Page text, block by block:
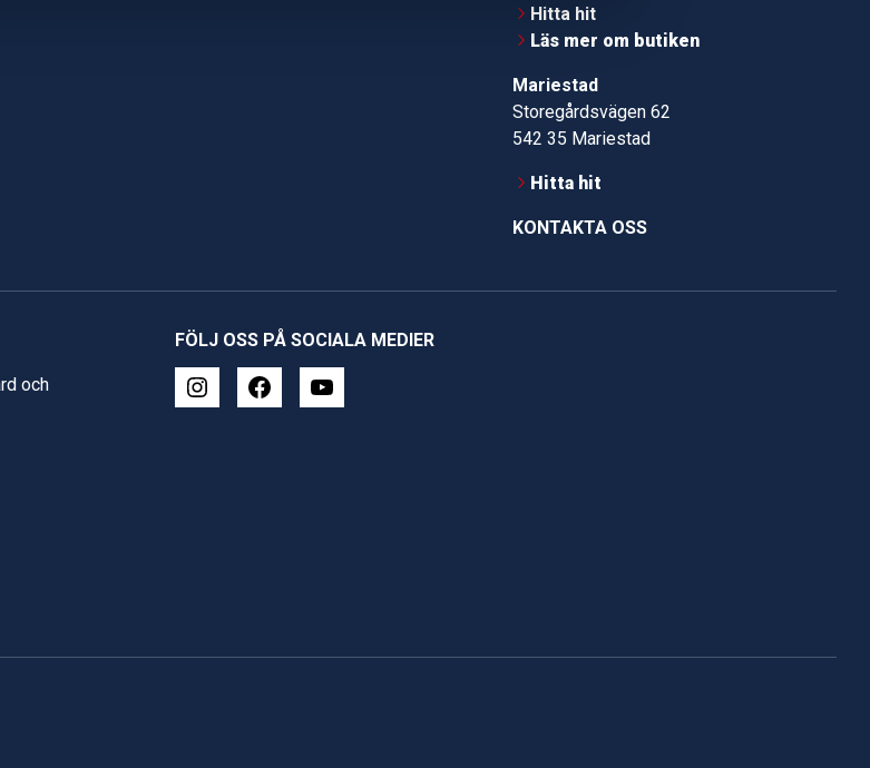
Hitta hit
Läs mer om butiken
Mariestad
Storegårdsvägen 62
542 35 Mariestad
Hitta hit
KONTAKTA OSS
och
FÖLJ OSS PÅ SOCIALA MEDIER